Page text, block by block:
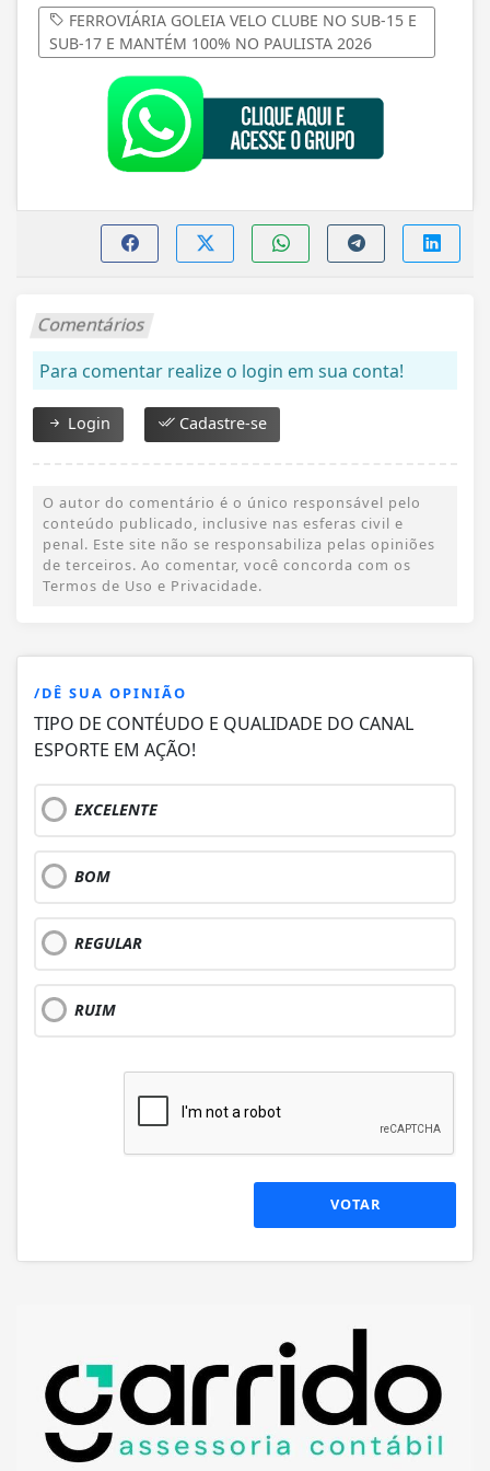
FERROVIÁRIA GOLEIA VELO CLUBE NO SUB-15 E
SUB-17 E MANTÉM 100% NO PAULISTA 2026
Comentários
Para comentar realize o login em sua conta!
Login Cadastre-se
O autor do comentário é o único responsável pelo
conteúdo publicado, inclusive nas esferas civil e
penal. Este site não se responsabiliza pelas opiniões
de terceiros. Ao comentar, você concorda com os
Termos de Uso e Privacidade.
/DÊ SUA OPINIÃO
TIPO DE CONTÉUDO E QUALIDADE DO CANAL
ESPORTE EM AÇÃO!
EXCELENTE
BOM
REGULAR
RUIM
VOTAR